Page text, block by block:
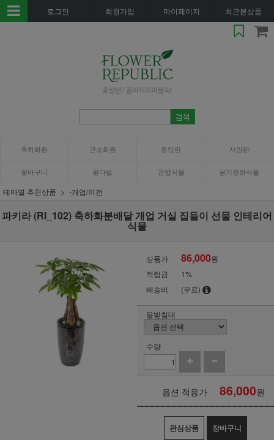
로그인 회원가입 마이페이지 최근본상품
축하화환 근조화환 동양란 서양란
꽃바구니 꽃다발 관엽식물 공기정화식물
테마별 추천상품 -개업/이전
파키라 (RI_102) 축하화분배달 개업 거실 집들이 선물 인테리어
식물
상품가 86,000원
적립금
1%
배송비
(무료)
물받침대
수량
옵션 적용가 86,000원
관심상품 장바구니